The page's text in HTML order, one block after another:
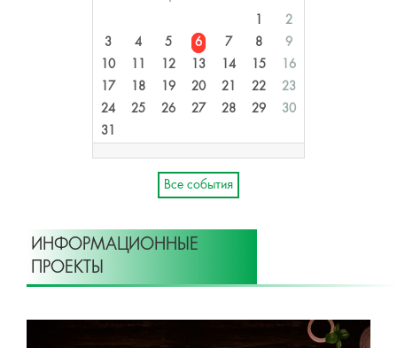
1
2
3
4 5 6 7 8
9
10
11 12 13 14 15
16
17
18 19 20 21 22
23
24
25 26 27 28 29
30
31
Все события
ИНФОРМАЦИОННЫЕ
ПРОЕКТЫ